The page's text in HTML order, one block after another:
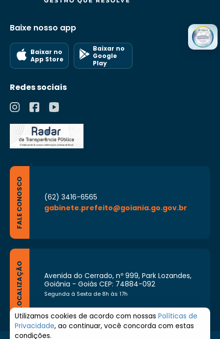
Baixe nosso app
Baixar no
App Store
Baixar no
Google
Play
Redes sociais
FALE CONOSCO
(62) 3416-6565
gabinete.prefeito@goiania.go.gov.br
LOCALIZAÇÃO
Avenida do Cerrado, nº 999, Park Lozandes,
Goiânia - Goiás CEP: 74884-092
Segunda à Sexta de 8h às 17h
Utilizamos cookies de acordo com nossas Políticas de
Privacidade, ao continuar, você concorda com estas
condições.